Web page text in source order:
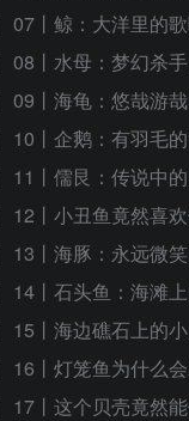
07丨鲸：大洋里的
08丨水母：梦幻杀
09丨海龟：悠哉游
10丨企鹅：有羽毛
11丨儒艮：传说中
12丨小丑鱼竟然喜
13丨海豚：永远微
14丨石头鱼：海滩
15丨海边礁石上的
16丨灯笼鱼为什么
17丨这个贝壳竟然